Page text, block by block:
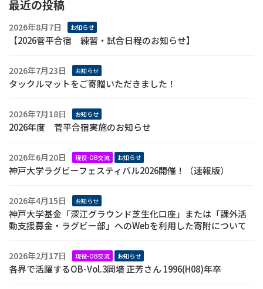
最近の投稿
2026年8月7日 お知らせ
【2026菅平合宿 練習・試合日程のお知らせ】
2026年7月23日 お知らせ
タックルマットをご寄贈いただきました！
2026年7月18日 お知らせ
2026年度 菅平合宿実施のお知らせ
2026年6月20日 現役-OB交流 お知らせ
神戸大学ラグビーフェスティバル2026開催！（速報版）
2026年4月15日 お知らせ
神戸大学基金「深江グラウンド芝生化口座」または「課外活
動支援募金・ラグビー部」へのWebを利用した寄附について
2026年2月17日 現役-OB交流 お知らせ
各界で活躍するOB-Vol.3岡墻 正芳さん 1996(H08)年卒